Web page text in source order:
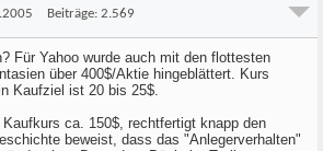
Beiträge: 2.569
Für Yahoo wurde auch mit den flottesten
über 400$/Aktie hingeblättert. Kurs
Kaufziel ist 20 bis 25$.
Kaufkurs ca. 150$, rechtfertigt knapp den
beweist, dass das "Anlegerverhalten"